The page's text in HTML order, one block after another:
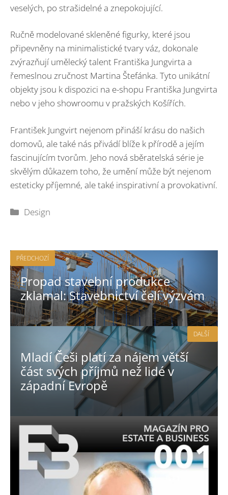
veselých, po strašidelné a znepokojující.
Ručně modelované skleněné figurky, které jsou
připevněny na minimalistické tvary váz, dokonale
zvýrazňují umělecký talent Františka Jungvirta a
řemeslnou zručnost Martina Štefánka. Tyto unikátní
objekty jsou k dispozici na e-shopu Františka Jungvirta
nebo v jeho showroomu v pražských Košířích.
František Jungvirt nejenom přináší krásu do našich
domovů, ale také nás přivádí blíže k přírodě a jejím
fascinujícím tvorům. Jeho nová sběratelská série je
skvělým důkazem toho, že umění může být nejenom
esteticky příjemné, ale také inspirativní a provokativní.
Rubriky
Design
PŘEDCHOZÍ
Propad stavební produkce
zklamal: Stavebnictví čelí výzvám
Mladí Češi platí za nájem větší
část svých příjmů než lidé v
západní Evropě
DALŠÍ